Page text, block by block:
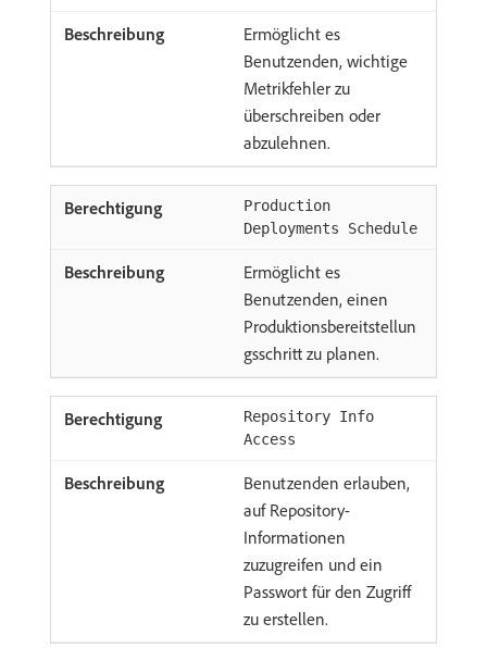
Ermöglicht es
Benutzenden, wichtige
Metrikfehler zu
überschreiben oder
abzulehnen.
Production
Deployments Schedule
Ermöglicht es
Benutzenden, einen
Produktionsbereitstellun
gsschritt zu planen.
Repository Info
Access
Benutzenden erlauben,
auf Repository-
Informationen
zuzugreifen und ein
Passwort für den Zugriff
zu erstellen.